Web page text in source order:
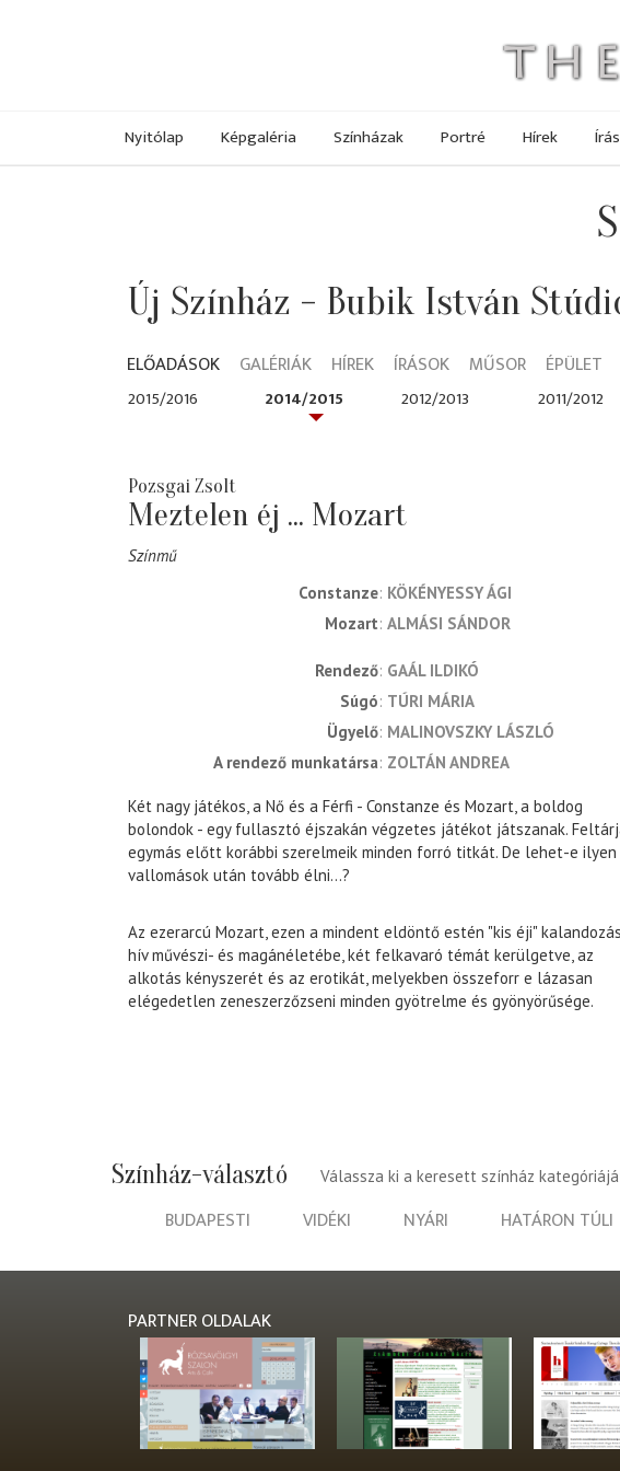
Nyitólap Képgaléria Színházak Portré Hírek
Új Színház - Bubik István
ELŐADÁSOK GALÉRIÁK HÍREK ÍRÁSOK MŰSOR ÉPÜLET
2015/2016 2014/2015 2012/2013 2011/2012
Pozsgai Zsolt
Meztelen éj ... Mozart
Színmű
Constanze KÖKÉNYESSY ÁGI
Mozart ALMÁSI SÁNDOR
rendező GAÁL ILDIKÓ
súgó TÚRI MÁRIA
ügyelő MALINOVSZKY LÁSZLÓ
a rendező munkatársa ZOLTÁN ANDREA
Két nagy játékos, a Nő és a Férfi - Constanze és Mozart, a boldog
bolondok - egy fullasztó éjszakán végzetes játékot játszanak.
egymás előtt korábbi szerelmeik minden forró titkát. De lehet-e ilyen
vallomások után tovább élni...?
Az ezerarcú Mozart, ezen a mindent eldöntő estén "kis éji"
hív művészi- és magánéletébe, két felkavaró témát kerülgetve, az
alkotás kényszerét és az erotikát, melyekben összeforr e lázasan
elégedetlen zeneszerzőzseni minden gyötrelme és gyönyörűsége.
Színház-választó Válassza ki a keresett színház
BUDAPESTI VIDÉKI NYÁRI HATÁRON TÚLI
PARTNER OLDALAK